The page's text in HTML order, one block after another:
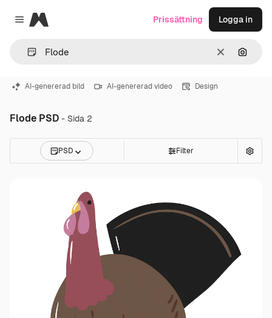
Close menu
Magnific
RensaSök
Prissättning Logga in
AI-genererad bild AI-genererad video Design
Flode PSD - Sida 2
PSD Filter